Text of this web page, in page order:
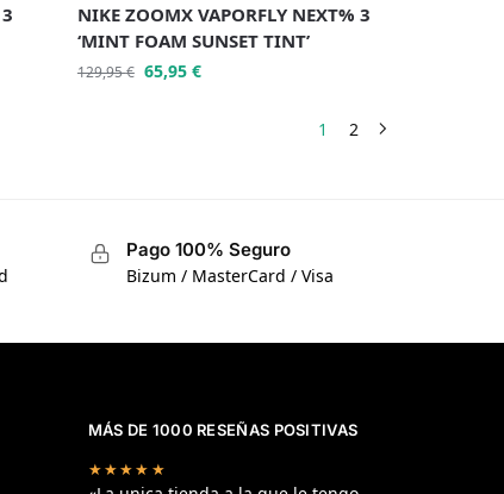
NIKE ZOOMX VAPORFLY NEXT% 3
‘MINT FOAM SUNSET TINT’
129,95€ 65,95 €
1 2
Pago 100% Seguro
Bizum / MasterCard / Visa
MÁS DE 1000 RESEÑAS POSITIVAS
★★★★★